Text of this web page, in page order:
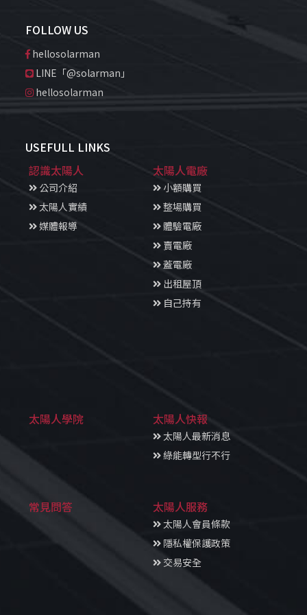
FOLLOW US
hellosolarman
LINE「@solarman」
hellosolarman
USEFULL LINKS
認識太陽人
公司介紹
太陽人實績
媒體報導
太陽人電廠
小額購買
整場購買
體驗電廠
賣電廠
蓋電廠
出租屋頂
自己持有
太陽人學院 太陽人快報
太陽人最新消息
綠能轉型行不行
常見問答 太陽人服務
太陽人會員條款
隱私權保護政策
交易安全